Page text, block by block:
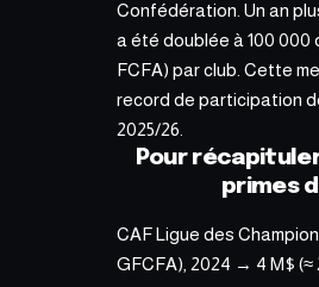
Confédération. Un an
a été doublée à 100 000
FCFA) par club. Cette
record de participation
2025/26.
Pour
primes
CAF Ligue des
GFCFA), 2024 → 4 M$ (≈